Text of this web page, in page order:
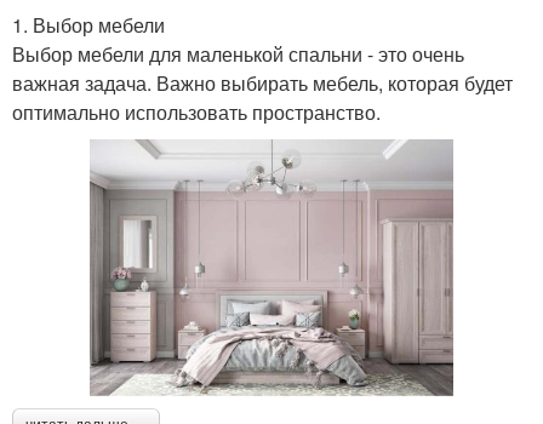
1. Выбор мебели
Выбор мебели для маленькой спальни - это очень
важная задача. Важно выбирать мебель, которая будет
оптимально использовать пространство.